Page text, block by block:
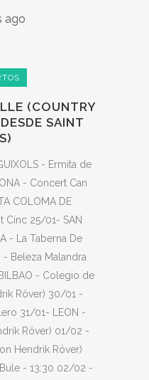
ago
(COUNTRY
SAINT
- Ermita de
- Concert Can
COLOMA DE
Cinc 25/01- SAN
- La Taberna De
- Beleza Malandra
- Colegio de
Röver) 30/01 -
31/01- LEON -
Röver) 01/02 -
Hendrik Röver)
- 13:30 02/02 -